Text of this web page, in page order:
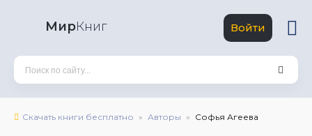
МирКниг Войти
Скачать книги бесплатно Авторы Софья Агеева